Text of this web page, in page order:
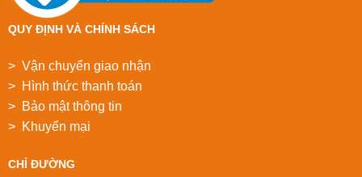
QUY ĐỊNH VÀ CHÍNH SÁCH
> Vận chuyển giao nhận
> Hình thức thanh toán
> Bảo mật thông tin
> Khuyển mại
CHỈ ĐƯỜNG